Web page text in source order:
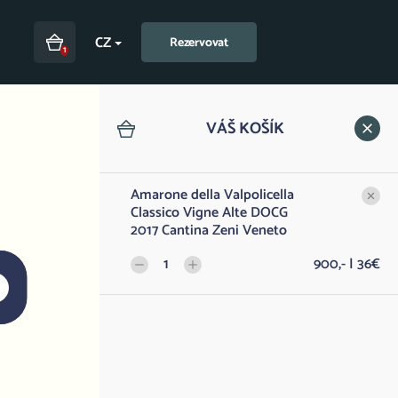
1 CZ Rezervovat
VÁŠ KOŠÍK
Amarone della Valpolicella
Classico Vigne Alte DOCG
2017 Cantina Zeni Veneto
1
900,- | 36€